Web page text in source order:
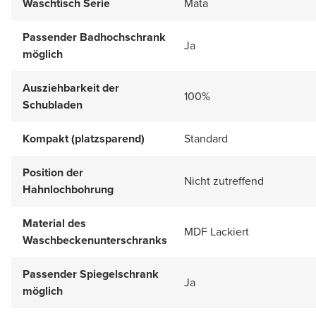
Passender Badhochschrank
möglich
Ja
Ausziehbarkeit der
Schubladen
100%
Kompakt (platzsparend) Standard
Position der
Hahnlochbohrung
Nicht zutreffend
Material des
Waschbeckenunterschranks
MDF Lackiert
Passender Spiegelschrank
möglich
Ja